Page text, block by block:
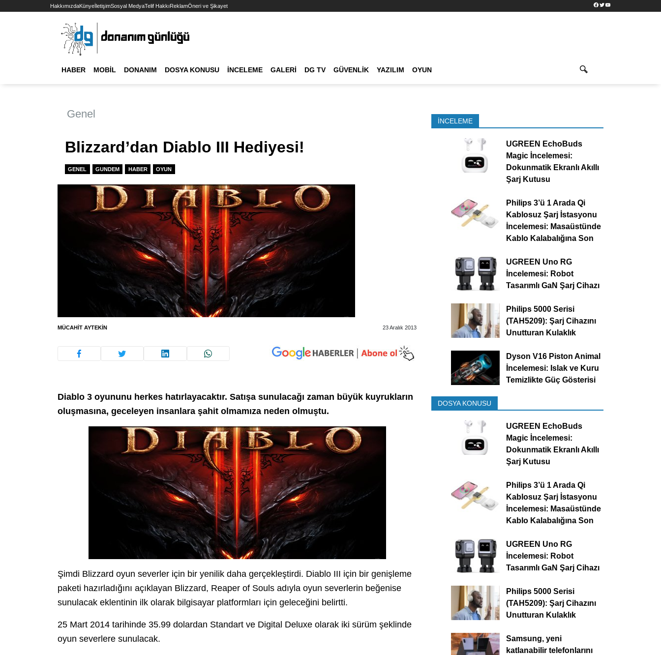
HakkımızdaKünyeİletişimSosyal MedyaTelif HakkıReklamÖneri ve Şikayet Facebook
TwitterYouTube
HABER MOBIL DONANIM DOSYA KONUSU İNCELEME GALERI DG TV GÜVENLIK YAZILIM OYUN
Genel
Blizzard’dan Diablo III Hediyesi!
GENEL GUNDEM HABER OYUN
MÜCAHIT AYTEKIN 23 Aralık 2013
Diablo 3 oyununu herkes hatırlayacaktır. Satışa sunulacağı zaman büyük kuyrukların
oluşmasına, geceleyen insanlara şahit olmamıza neden olmuştu.
Şimdi Blizzard oyun severler için bir yenilik daha gerçekleştirdi. Diablo III için bir genişleme
paketi hazırladığını açıklayan Blizzard, Reaper of Souls adıyla oyun severlerin beğenise
sunulacak eklentinin ilk olarak bilgisayar platformları için geleceğini belirtti.
25 Mart 2014 tarihinde 35.99 dolardan Standart ve Digital Deluxe olarak iki sürüm şeklinde
oyun severlere sunulacak.
İNCELEME
UGREEN EchoBuds
Magic İncelemesi:
Dokunmatik Ekranlı Akıllı
Şarj Kutusu
Philips 3’ü 1 Arada Qi
Kablosuz Şarj İstasyonu
İncelemesi: Masaüstünde
Kablo Kalabalığına Son
UGREEN Uno RG
İncelemesi: Robot
Tasarımlı GaN Şarj Cihazı
Philips 5000 Serisi
(TAH5209): Şarj Cihazını
Unutturan Kulaklık
Dyson V16 Piston Animal
İncelemesi: Islak ve Kuru
Temizlikte Güç Gösterisi
DOSYA KONUSU
UGREEN EchoBuds
Magic İncelemesi:
Dokunmatik Ekranlı Akıllı
Şarj Kutusu
Philips 3’ü 1 Arada Qi
Kablosuz Şarj İstasyonu
İncelemesi: Masaüstünde
Kablo Kalabalığına Son
UGREEN Uno RG
İncelemesi: Robot
Tasarımlı GaN Şarj Cihazı
Philips 5000 Serisi
(TAH5209): Şarj Cihazını
Unutturan Kulaklık
Samsung, yeni
katlanabilir telefonlarını